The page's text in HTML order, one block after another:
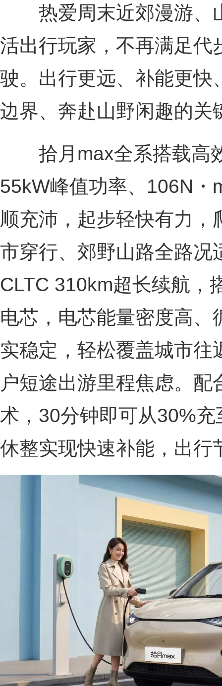
热爱周末近郊漫游、
活出行玩家，不再满足代
驶。出行更远、补能更快
边界、奔赴山野闲趣的关
拾月max全系搭载高
55kW峰值功率、106N・
顺充沛，起步轻快有力
市穿行、郊野山路全路况
CLTC 310km超长续航，
电芯，电芯能量密度高
实稳定，轻松覆盖城市
户短途出游里程焦虑。
术，30分钟即可从30%
休整实现快速补能，出行